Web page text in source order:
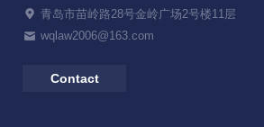
青岛市苗岭路28号金岭广场2号楼11层
wqlaw2006@163.com
Contact